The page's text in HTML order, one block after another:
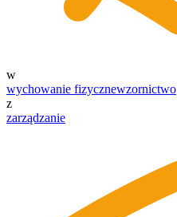
w
wychowanie fizycznewzornictwo
z
zarządzanie